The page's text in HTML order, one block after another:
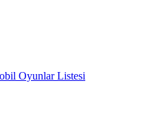
Oyunlar Listesi